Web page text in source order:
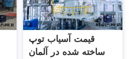
قیمت آسیاب توپ
ساخته شده در آلمان